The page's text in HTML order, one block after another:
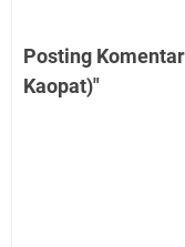
Posting
Kaopat)"